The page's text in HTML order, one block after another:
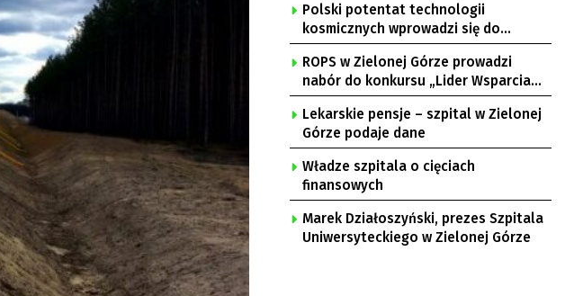
Polski potentat technologii
kosmicznych wprowadzi się do
Zielonej Góry
ROPS w Zielonej Górze prowadzi
nabór do konkursu „Lider Wsparcia
Seniora”
Lekarskie pensje – szpital w Zielonej
Górze podaje dane
Władze szpitala o cięciach
finansowych
Marek Działoszyński, prezes Szpitala
Uniwersyteckiego w Zielonej Górze